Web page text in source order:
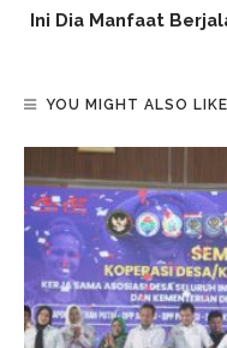
Ini Dia Manfaat
YOU MIGHT ALSO LIKE